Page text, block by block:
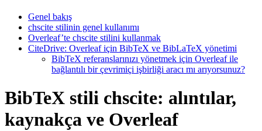
Genel bakış
chscite stilinin genel kullanımı
Overleaf’te chscite stilini kullanmak
CiteDrive: Overleaf için BibTeX ve BibLaTeX yönetimi
BibTeX referanslarınızı yönetmek için Overleaf ile
bağlantılı bir çevrimiçi işbirliği aracı mı arıyorsunuz?
BibTeX stili chscite: alıntılar,
kaynakça ve Overleaf